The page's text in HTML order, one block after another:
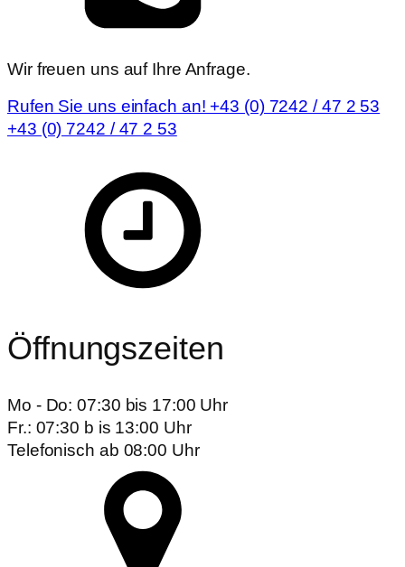
Wir freuen uns auf Ihre Anfrage.
Rufen Sie uns einfach an! +43 (0) 7242 / 47 2 53
+43 (0) 7242 / 47 2 53
Öffnungszeiten
Mo - Do: 07:30 bis 17:00 Uhr
Fr.: 07:30 b is 13:00 Uhr
Telefonisch ab 08:00 Uhr